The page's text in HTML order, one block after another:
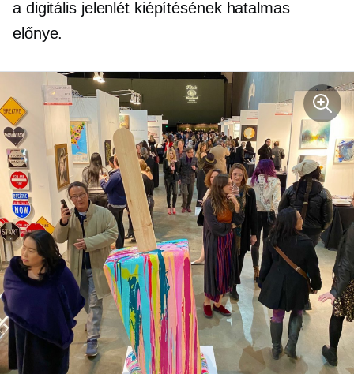
a digitális jelenlét kiépítésének hatalmas
előnye.